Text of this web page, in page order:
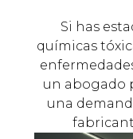
Si has
químicas
un abogado
una